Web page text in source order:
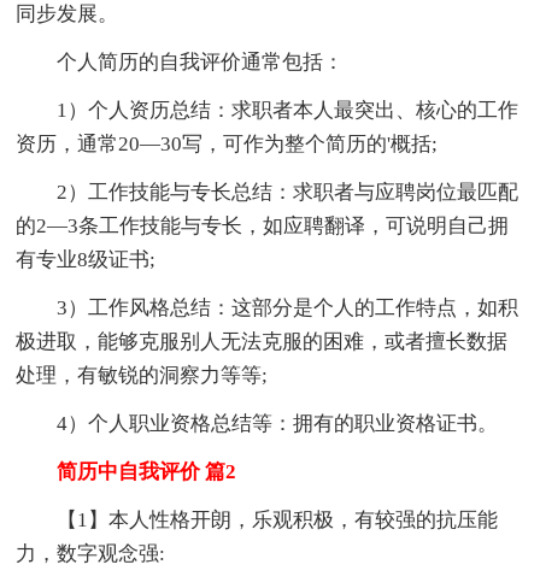
同步发展。
个人简历的自我评价通常包括：
1）个人资历总结：求职者本人最突出、核心的工作
资历，通常20—30写，可作为整个简历的'概括;
2）工作技能与专长总结：求职者与应聘岗位最匹配
的2—3条工作技能与专长，如应聘翻译，可说明自己拥
有专业8级证书;
3）工作风格总结：这部分是个人的工作特点，如积
极进取，能够克服别人无法克服的困难，或者擅长数据
处理，有敏锐的洞察力等等;
4）个人职业资格总结等：拥有的职业资格证书。
简历中自我评价 篇2
【1】本人性格开朗，乐观积极，有较强的抗压能
力，数字观念强: